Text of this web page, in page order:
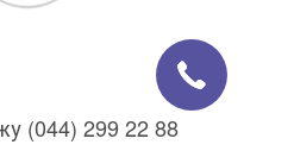
(044) 299 22 88